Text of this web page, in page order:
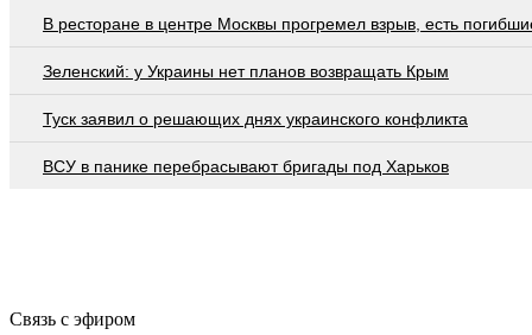
В ресторане в центре Москвы прогремел взрыв, есть
Зеленский: у Украины нет планов возвращать Крым
Туск заявил о решающих днях украинского конфликта
ВСУ в панике перебрасывают бригады под Харьков
Связь с эфиром